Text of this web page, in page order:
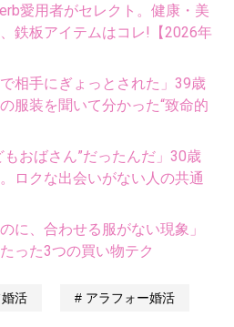
愛用者がセレクト。健康・美
鉄板アイテムはコレ!【2026年
相手にぎょっとされた」39歳
服装を聞いて分かった“致命的
おばさん”だったんだ」30歳
ロクな出会いがない人の共通
に、合わせる服がない現象」
った3つの買い物テク
活 アラフォー婚活